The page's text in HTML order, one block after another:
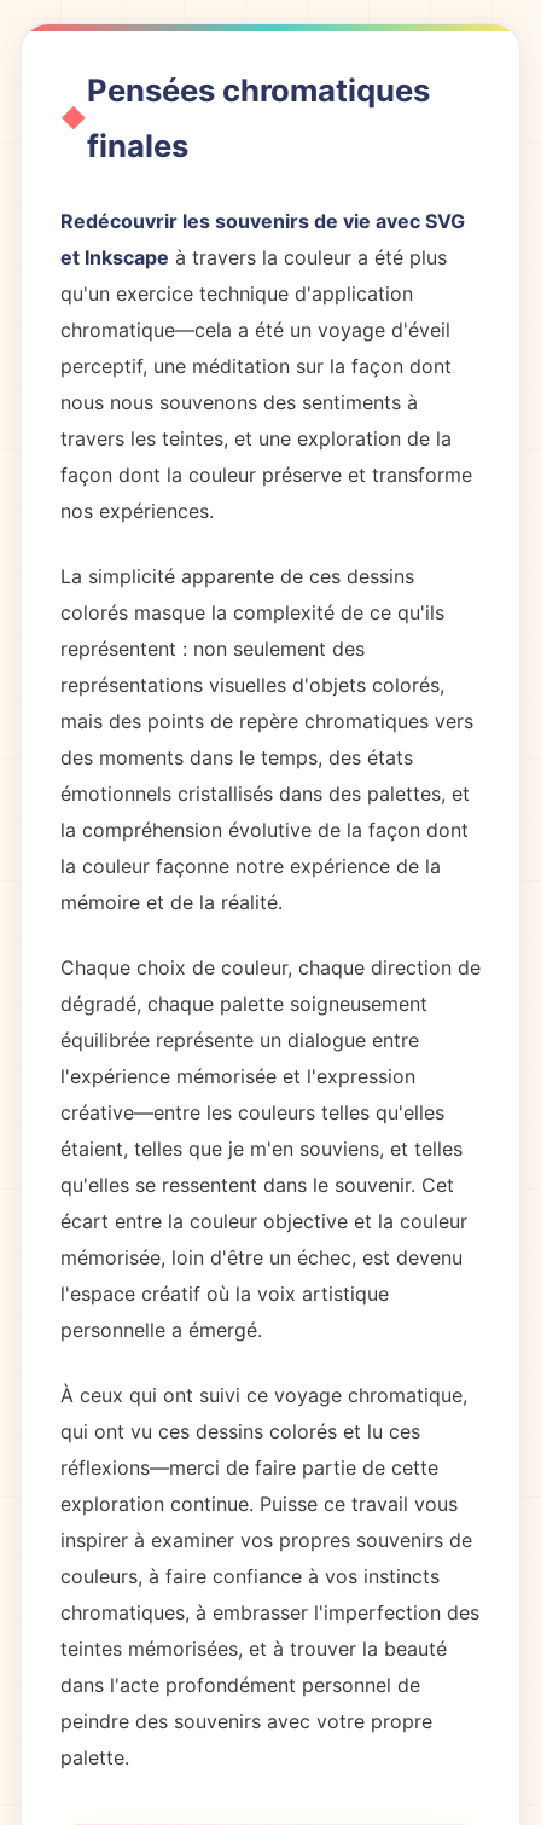
Pensées chromatiques
finales
Redécouvrir les souvenirs de vie avec SVG
et Inkscape à travers la couleur a été plus
qu'un exercice technique d'application
chromatique—cela a été un voyage d'éveil
perceptif, une méditation sur la façon dont
nous nous souvenons des sentiments à
travers les teintes, et une exploration de la
façon dont la couleur préserve et transforme
nos expériences.
La simplicité apparente de ces dessins
colorés masque la complexité de ce qu'ils
représentent : non seulement des
représentations visuelles d'objets colorés,
mais des points de repère chromatiques vers
des moments dans le temps, des états
émotionnels cristallisés dans des palettes, et
la compréhension évolutive de la façon dont
la couleur façonne notre expérience de la
mémoire et de la réalité.
Chaque choix de couleur, chaque direction de
dégradé, chaque palette soigneusement
équilibrée représente un dialogue entre
l'expérience mémorisée et l'expression
créative—entre les couleurs telles qu'elles
étaient, telles que je m'en souviens, et telles
qu'elles se ressentent dans le souvenir. Cet
écart entre la couleur objective et la couleur
mémorisée, loin d'être un échec, est devenu
l'espace créatif où la voix artistique
personnelle a émergé.
À ceux qui ont suivi ce voyage chromatique,
qui ont vu ces dessins colorés et lu ces
réflexions—merci de faire partie de cette
exploration continue. Puisse ce travail vous
inspirer à examiner vos propres souvenirs de
couleurs, à faire confiance à vos instincts
chromatiques, à embrasser l'imperfection des
teintes mémorisées, et à trouver la beauté
dans l'acte profondément personnel de
peindre des souvenirs avec votre propre
palette.